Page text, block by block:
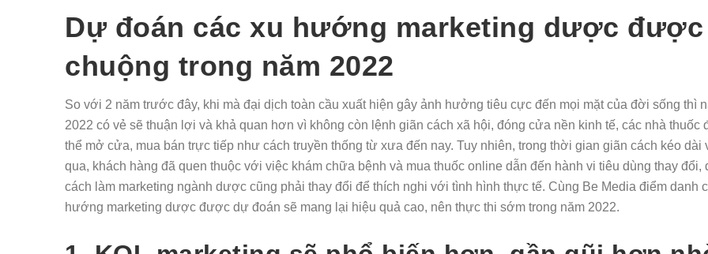
Dự đoán các xu hướng marketing dược
chuộng trong năm 2022
So với 2 năm trước đây, khi mà đại dịch toàn cầu xuất hiện gây ảnh hưởng tiêu cực đến mọi mặt của đời sống thì
2022 có vẻ sẽ thuận lợi và khả quan hơn vì không còn lệnh giãn cách xã hội, đóng cửa nền kinh tế, các nhà thuốc
thể mở cửa, mua bán trực tiếp như cách truyền thống từ xưa đến nay. Tuy nhiên, trong thời gian giãn cách kéo dài
qua, khách hàng đã quen thuộc với việc khám chữa bệnh và mua thuốc online dẫn đến hành vi tiêu dùng thay đổi,
cách làm marketing ngành dược cũng phải thay đổi để thích nghi với tình hình thực tế. Cùng Be Media điểm danh
hướng marketing dược được dự đoán sẽ mang lại hiệu quả cao, nên thực thi sớm trong năm 2022.